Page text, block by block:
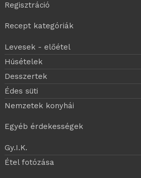
Regisztráció
Recept kategóriák
Levesek - előétel
Húsételek
Desszertek
Édes süti
Nemzetek konyhái
Egyéb érdekességek
Gy.I.K.
Étel fotózása